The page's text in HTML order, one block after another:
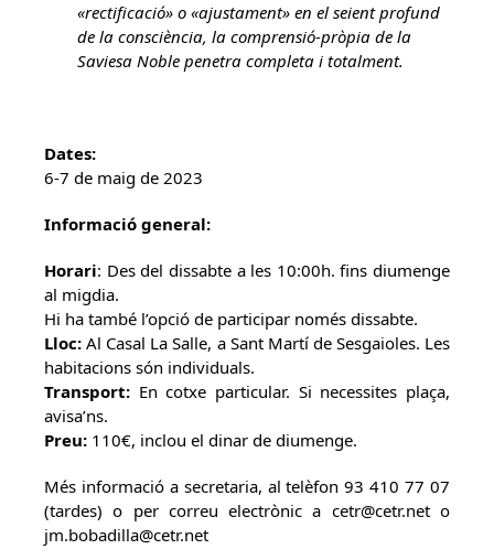
«rectificació» o «ajustament» en el seient profund
de la consciència, la comprensió-pròpia de la
Saviesa Noble penetra completa i totalment.
Dates:
6-7 de maig de 2023
Informació general:
Horari: Des del dissabte a les 10:00h. fins diumenge
al migdia.
Hi ha també l’opció de participar només dissabte.
Lloc: Al Casal La Salle, a Sant Martí de Sesgaioles. Les
habitacions són individuals.
Transport: En cotxe particular. Si necessites plaça,
avisa’ns.
Preu: 110€, inclou el dinar de diumenge.
Més informació a secretaria, al telèfon 93 410 77 07
(tardes) o per correu electrònic a cetr@cetr.net o
jm.bobadilla@cetr.net